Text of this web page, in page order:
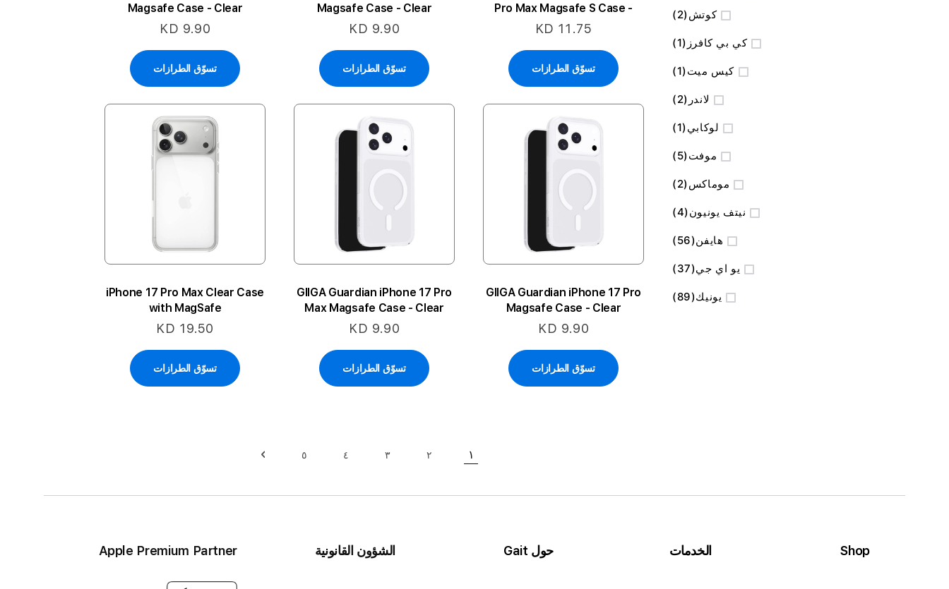
Pro Max Magsafe S Case -
Clear
KD 11.75
تسوّق الطرازات
Magsafe Case - Clear
KD 9.90
تسوّق الطرازات
Magsafe Case - Clear
KD 9.90
تسوّق الطرازات
GIIGA Guardian iPhone 17 Pro
Magsafe Case - Clear
KD 9.90
تسوّق الطرازات
GIIGA Guardian iPhone 17 Pro
Max Magsafe Case - Clear
KD 9.90
تسوّق الطرازات
iPhone 17 Pro Max Clear Case
with MagSafe
KD 19.50
تسوّق الطرازات
حاليا انت تقرأ الصفحة
١ ٢ ٣ ٤ ٥
كوتش 2
المنتج
كي بي كافرز 1
منتج
كيس ميت 1
منتج
لاندر 2
المنتج
لوكابي 1
منتج
موفت 5
المنتج
موماكس 2
المنتج
نيتف يونيون 4
المنتج
هايفن 56
المنتج
يو اي جي 37
المنتج
يونيك 89
المنتج
Shop الخدمات حول Gait الشؤون القانونية Apple Premium Partner